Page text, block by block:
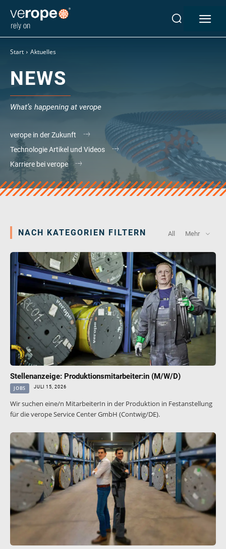
Industrien
Seile
verotop XP
verotop S
verotop S+
verotop E
vero 4
verostar 8
veropower 8
verotech 10
verosteel 8
Ropecheck
Unternehmen
verope Wordwide
Future
Aktuelles
DE
English
Kontakt Händler Rope Academy Videos Technologie
Downloads Karriere Digital Service
KV R&D
RiseTec Elevator Ropes
Start Aktuelles
NEWS
What’s happening at verope
verope in der Zukunft
Technologie Artikel und Videos
Karriere bei verope
NACH KATEGORIEN FILTERN All Mehr
Stellenanzeige: Produktionsmitarbeiter:in (M/W/D)
JOBS JULI 15, 2026
Wir suchen eine/n MitarbeiterIn in der Produktion in Festanstellung
für die verope Service Center GmbH (Contwig/DE).